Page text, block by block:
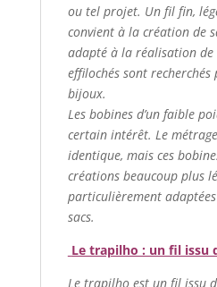
ou tel projet. Un fil fin,
convient à la création de
adapté à la réalisation
effilochés sont
bijoux.
Les bobines d’un faible
certain intérêt. Le
identique, mais ces
créations beaucoup plus
particulièrement
sacs.
Le trapilho : un fil issu
Le trapilho est un fil issu